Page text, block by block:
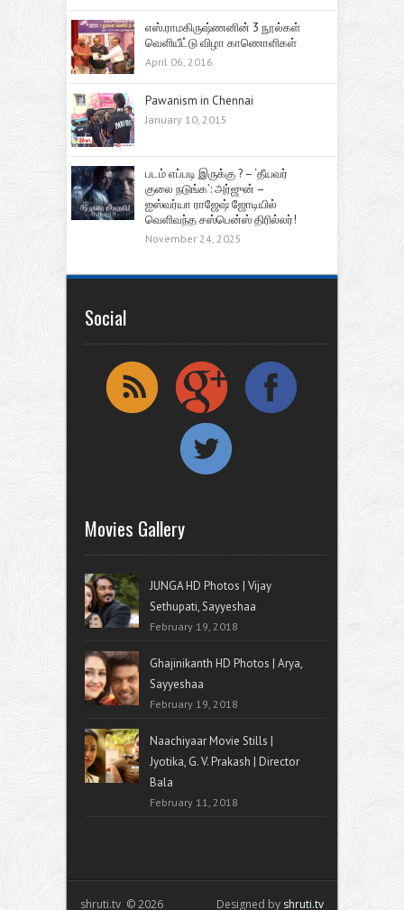
எஸ்.ராமகிருஷ்ணனின் 3 நூல்கள்
வெளியீட்டு விழா காணொளிகள்
April 06, 2016
Pawanism in Chennai
January 10, 2015
படம் எப்படி இருக்கு ? – ‘தீயவர்
குலை நடுங்க’: அர்ஜுன் –
ஐஸ்வர்யா ராஜேஷ் ஜோடியில்
வெளிவந்த சஸ்பென்ஸ் திரில்லர்!
November 24, 2025
Social
Movies Gallery
JUNGA HD Photos | Vijay
Sethupati, Sayyeshaa
February 19, 2018
Ghajinikanth HD Photos | Arya,
Sayyeshaa
February 19, 2018
Naachiyaar Movie Stills |
Jyotika, G. V. Prakash | Director
Bala
February 11, 2018
shruti.tv © 2026 Designed by shruti.tv